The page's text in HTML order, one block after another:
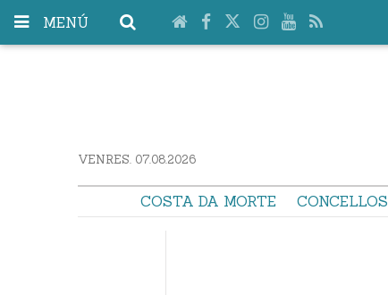
MENÚ
VENRES. 07.08.2026
COSTA DA MORTE CONCELLOS